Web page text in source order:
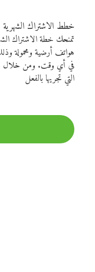
خطط الاشتراك الشهرية
تمنحك خطة الاشتراك
هواتف أرضية ومحمولة
في أي وقت. ومن خلال
التي تجريها بالفعل